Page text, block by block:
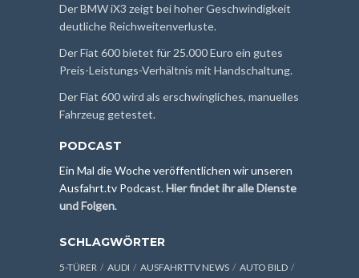
Der BMW iX3 zeigt bei hoher Geschwindigkeit
deutliche Reichweitenverluste.
Der Fiat 600 bietet für 25.000 Euro ein gutes
Preis-Leistungs-Verhältnis mit Handschaltung.
Der Fiat 600 wird als erschwingliches, manuelles
Fahrzeug getestet.
PODCAST
Ein Mal die Woche veröffentlichen wir unseren
Ausfahrt.tv Podcast.Hier findet ihr alle Dienste
und Folgen.
SCHLAGWÖRTER
5-TÜRER AUDI AUSFAHRTTV NEWS
AUTO BILD